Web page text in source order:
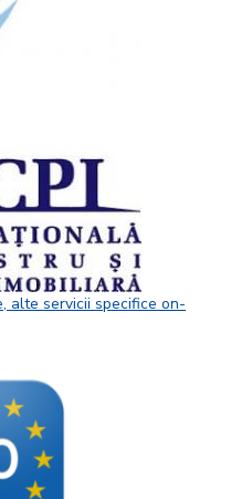
alte servicii specifice on-